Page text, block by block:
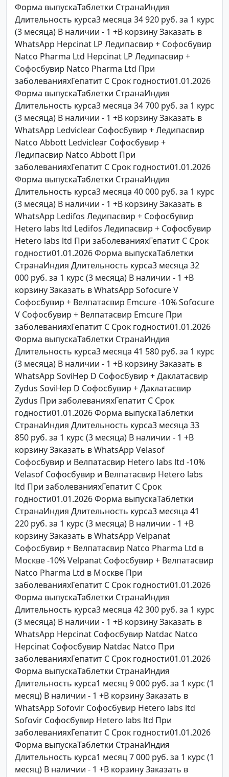
Форма выпускаТаблетки СтранаИндия
Длительность курса3 месяца 34 920 руб. за 1 курс
(3 месяца) В наличии - 1 +В корзину Заказать в
WhatsApp Hepcinat LP Ледипасвир + Софосбувир
Natco Pharma Ltd Hepcinat LP Ледипасвир +
Софосбувир Natco Pharma Ltd При
заболеванияхГепатит C Срок годности01.01.2026
Форма выпускаТаблетки СтранаИндия
Длительность курса3 месяца 34 700 руб. за 1 курс
(3 месяца) В наличии - 1 +В корзину Заказать в
WhatsApp Ledviclear Софосбувир + Ледипасвир
Natco Abbott Ledviclear Софосбувир +
Ледипасвир Natco Abbott При
заболеванияхГепатит C Срок годности01.01.2026
Форма выпускаТаблетки СтранаИндия
Длительность курса3 месяца 40 000 руб. за 1 курс
(3 месяца) В наличии - 1 +В корзину Заказать в
WhatsApp Ledifos Ледипасвир + Софосбувир
Hetero labs ltd Ledifos Ледипасвир + Софосбувир
Hetero labs ltd При заболеванияхГепатит C Срок
годности01.01.2026 Форма выпускаТаблетки
СтранаИндия Длительность курса3 месяца 32
000 руб. за 1 курс (3 месяца) В наличии - 1 +В
корзину Заказать в WhatsApp Sofocure V
Софосбувир + Велпатасвир Emcure -10% Sofocure
V Софосбувир + Велпатасвир Emcure При
заболеванияхГепатит C Срок годности01.01.2026
Форма выпускаТаблетки СтранаИндия
Длительность курса3 месяца 41 580 руб. за 1 курс
(3 месяца) В наличии - 1 +В корзину Заказать в
WhatsApp SoviHep D Софосбувир + Даклатасвир
Zydus SoviHep D Софосбувир + Даклатасвир
Zydus При заболеванияхГепатит C Срок
годности01.01.2026 Форма выпускаТаблетки
СтранаИндия Длительность курса3 месяца 33
850 руб. за 1 курс (3 месяца) В наличии - 1 +В
корзину Заказать в WhatsApp Velasof
Софосбувир и Велпатасвир Hetero labs ltd -10%
Velasof Софосбувир и Велпатасвир Hetero labs
ltd При заболеванияхГепатит C Срок
годности01.01.2026 Форма выпускаТаблетки
СтранаИндия Длительность курса3 месяца 41
220 руб. за 1 курс (3 месяца) В наличии - 1 +В
корзину Заказать в WhatsApp Velpanat
Софосбувир + Велпатасвир Natco Pharma Ltd в
Москве -10% Velpanat Софосбувир + Велпатасвир
Natco Pharma Ltd в Москве При
заболеванияхГепатит C Срок годности01.01.2026
Форма выпускаТаблетки СтранаИндия
Длительность курса3 месяца 42 300 руб. за 1 курс
(3 месяца) В наличии - 1 +В корзину Заказать в
WhatsApp Hepcinat Софосбувир Natdac Natco
Hepcinat Софосбувир Natdac Natco При
заболеванияхГепатит C Срок годности01.01.2026
Форма выпускаТаблетки СтранаИндия
Длительность курса1 месяц 9 000 руб. за 1 курс (1
месяц) В наличии - 1 +В корзину Заказать в
WhatsApp Sofovir Софосбувир Hetero labs ltd
Sofovir Софосбувир Hetero labs ltd При
заболеванияхГепатит C Срок годности01.01.2026
Форма выпускаТаблетки СтранаИндия
Длительность курса1 месяц 7 000 руб. за 1 курс (1
месяц) В наличии - 1 +В корзину Заказать в